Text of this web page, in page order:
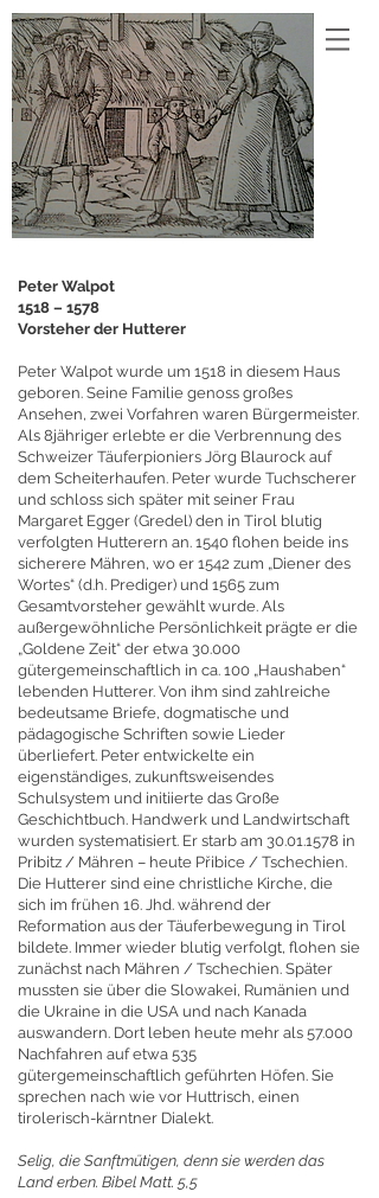
Peter Walpot
1518 – 1578
Vorsteher der Hutterer
Peter Walpot wurde um 1518 in diesem Haus
geboren. Seine Familie genoss großes
Ansehen, zwei Vorfahren waren Bürgermeister.
Als 8jähriger erlebte er die Verbrennung des
Schweizer Täuferpioniers Jörg Blaurock auf
dem Scheiterhaufen. Peter wurde Tuchscherer
und schloss sich später mit seiner Frau
Margaret Egger (Gredel) den in Tirol blutig
verfolgten Hutterern an. 1540 flohen beide ins
sicherere Mähren, wo er 1542 zum „Diener des
Wortes“ (d.h. Prediger) und 1565 zum
Gesamtvorsteher gewählt wurde. Als
außergewöhnliche Persönlichkeit prägte er die
„Goldene Zeit“ der etwa 30.000
gütergemeinschaftlich in ca. 100 „Haushaben“
lebenden Hutterer. Von ihm sind zahlreiche
bedeutsame Briefe, dogmatische und
pädagogische Schriften sowie Lieder
überliefert. Peter entwickelte ein
eigenständiges, zukunftsweisendes
Schulsystem und initiierte das Große
Geschichtbuch. Handwerk und Landwirtschaft
wurden systematisiert. Er starb am 30.01.1578 in
Pribitz / Mähren – heute Přibice / Tschechien.
Die Hutterer sind eine christliche Kirche, die
sich im frühen 16. Jhd. während der
Reformation aus der Täuferbewegung in Tirol
bildete. Immer wieder blutig verfolgt, flohen sie
zunächst nach Mähren / Tschechien. Später
mussten sie über die Slowakei, Rumänien und
die Ukraine in die USA und nach Kanada
auswandern. Dort leben heute mehr als 57.000
Nachfahren auf etwa 535
gütergemeinschaftlich geführten Höfen. Sie
sprechen nach wie vor Huttrisch, einen
tirolerisch-kärntner Dialekt.
Selig, die Sanftmütigen, denn sie werden das
Land erben. Bibel Matt. 5,5